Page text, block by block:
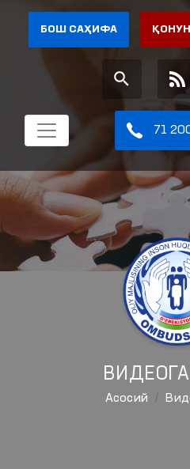
БОШ САҲИФА
71
Aсосий